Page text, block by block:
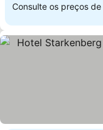
Consulte os preços de